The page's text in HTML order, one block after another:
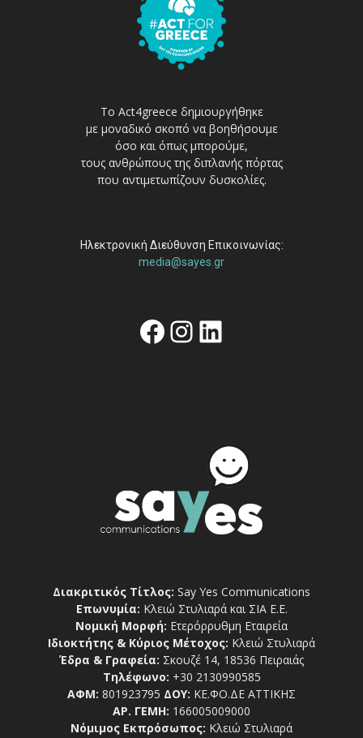
Το Act4greece δημιουργήθηκε
με μοναδικό σκοπό να βοηθήσουμε
όσο και όπως μπορούμε,
τους ανθρώπους της διπλανής πόρτας
που αντιμετωπίζουν δυσκολίες.
Ηλεκτρονική Διεύθυνση Επικοινωνίας:
media@sayes.gr
Facebook
Instagram
Linkedin
Διακριτικός Τίτλος: Say Yes Communications
Επωνυμία: Κλειώ Στυλιαρά και ΣΙΑ Ε.Ε.
Νομική Μορφή: Ετερόρρυθμη Εταιρεία
Ιδιοκτήτης & Κύριος Μέτοχος: Κλειώ Στυλιαρά
Έδρα & Γραφεία: Σκουζέ 14, 18536 Πειραιάς
Τηλέφωνο: +30 2130990585
ΑΦΜ: 801923795 ΔΟΥ: ΚΕ.ΦΟ.ΔΕ ΑΤΤΙΚΗΣ
ΑΡ. ΓΕΜΗ: 166005009000
Νόμιμος Εκπρόσωπος: Κλειώ Στυλιαρά